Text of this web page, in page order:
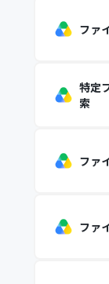
ファ
特定
索
ファ
ファ